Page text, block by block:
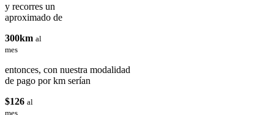
y recorres un
aproximado de
300km al
mes
entonces, con nuestra modalidad
de pago por km serían
$126 al
mes